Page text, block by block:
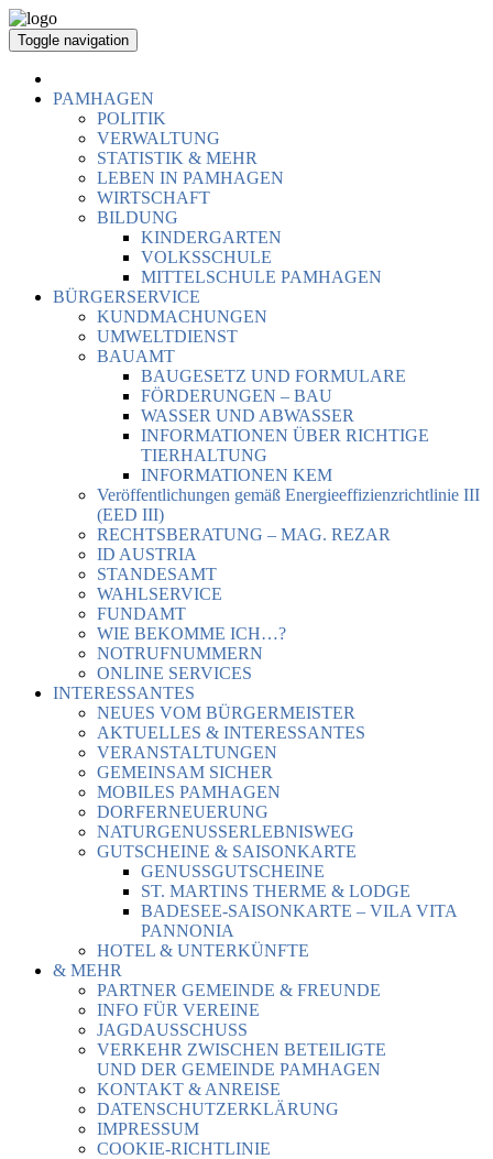
Toggle navigation
PAMHAGEN
POLITIK
VERWALTUNG
STATISTIK & MEHR
LEBEN IN PAMHAGEN
WIRTSCHAFT
BILDUNG
KINDERGARTEN
VOLKSSCHULE
MITTELSCHULE PAMHAGEN
BÜRGERSERVICE
KUNDMACHUNGEN
UMWELTDIENST
BAUAMT
BAUGESETZ UND FORMULARE
FÖRDERUNGEN – BAU
WASSER UND ABWASSER
INFORMATIONEN ÜBER RICHTIGE
TIERHALTUNG
INFORMATIONEN KEM
Veröffentlichungen gemäß Energieeffizienzrichtlinie III
(EED III)
RECHTSBERATUNG – MAG. REZAR
ID AUSTRIA
STANDESAMT
WAHLSERVICE
FUNDAMT
WIE BEKOMME ICH…?
NOTRUFNUMMERN
ONLINE SERVICES
INTERESSANTES
NEUES VOM BÜRGERMEISTER
AKTUELLES & INTERESSANTES
VERANSTALTUNGEN
GEMEINSAM SICHER
MOBILES PAMHAGEN
DORFERNEUERUNG
NATURGENUSSERLEBNISWEG
GUTSCHEINE & SAISONKARTE
GENUSSGUTSCHEINE
ST. MARTINS THERME & LODGE
BADESEE-SAISONKARTE – VILA VITA
PANNONIA
HOTEL & UNTERKÜNFTE
& MEHR
PARTNER GEMEINDE & FREUNDE
INFO FÜR VEREINE
JAGDAUSSCHUSS
VERKEHR ZWISCHEN BETEILIGTE
UND DER GEMEINDE PAMHAGEN
KONTAKT & ANREISE
DATENSCHUTZERKLÄRUNG
IMPRESSUM
COOKIE-RICHTLINIE